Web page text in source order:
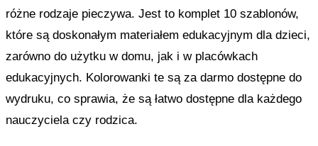
różne rodzaje pieczywa. Jest to komplet 10 szablonów,
które są doskonałym materiałem edukacyjnym dla dzieci,
zarówno do użytku w domu, jak i w placówkach
edukacyjnych. Kolorowanki te są za darmo dostępne do
wydruku, co sprawia, że są łatwo dostępne dla każdego
nauczyciela czy rodzica.